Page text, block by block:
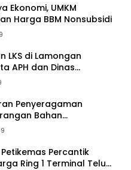
Ekonomi, UMKM
Harga BBM Nonsubsidi
LKS di Lamongan
APH dan Dinas
Tegas.
Penyeragaman
Bahan
Ganggu Industri
Percantik
Ring 1 Terminal Teluk